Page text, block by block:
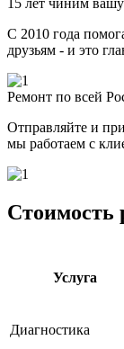
С 2010 года
друзьям - и это
Ремонт по всей
Отправляйте и
мы работаем с
Стоимость
Услуга
Диагностика